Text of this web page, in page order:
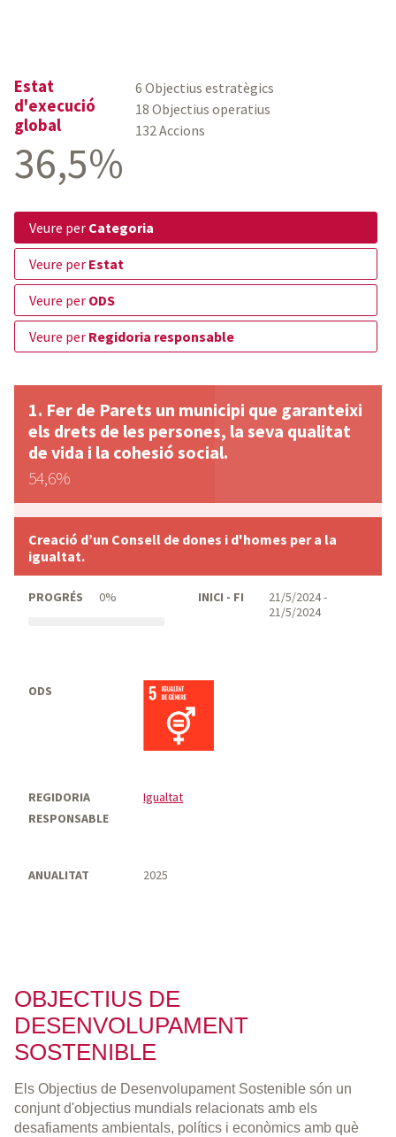
Estat
d'execució
global
36,5%
6 Objectius estratègics
18 Objectius operatius
132 Accions
veure per Categoria
veure per Estat
veure per ODS
veure per Regidoria responsable
Fer de Parets un municipi que garanteixi
els drets de les persones, la seva qualitat
de vida i la cohesió social.
54,6%
Creació d’un Consell de dones i d'homes per a la
igualtat.
PROGRÉS 0% INICI - FI
21/5/2024 -
21/5/2024
ODS
REGIDORIA
RESPONSABLE
Igualtat
ANUALITAT 2025
OBJECTIUS DE
DESENVOLUPAMENT
SOSTENIBLE
Els Objectius de Desenvolupament Sostenible són un
conjunt d'objectius mundials relacionats amb els
desafiaments ambientals, polítics i econòmics amb què